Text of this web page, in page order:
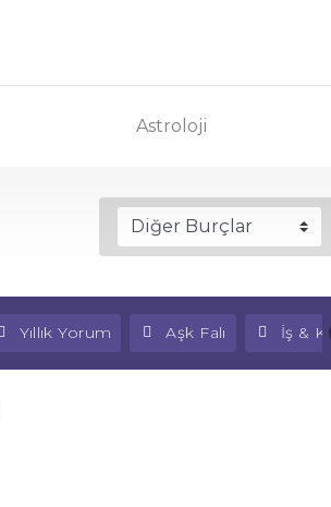
Astroloji
Yıllık Yorum Aşk Falı İş &